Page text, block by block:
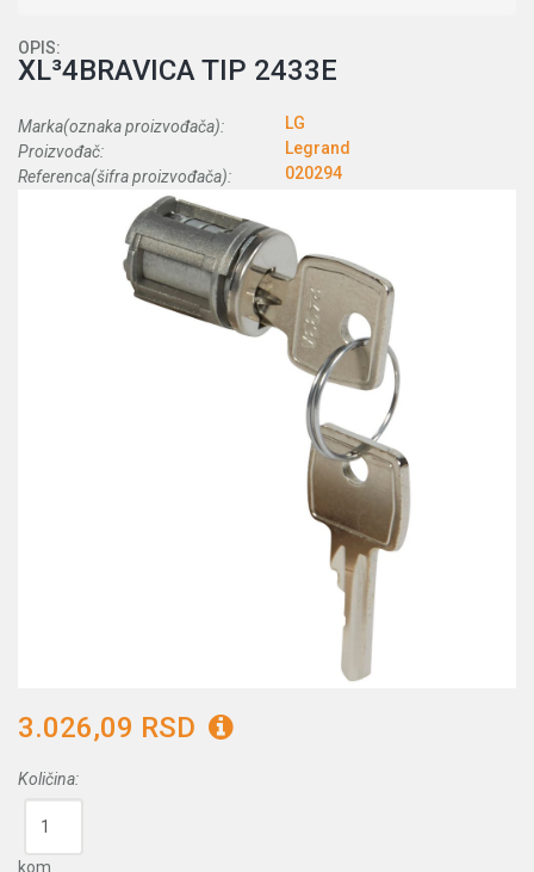
OPIS:
XL³4BRAVICA TIP 2433E
Marka(oznaka proizvođača):
LG
Proizvođač:
Legrand
Referenca(šifra proizvođača):
020294
3.026,09 RSD
Količina:
kom